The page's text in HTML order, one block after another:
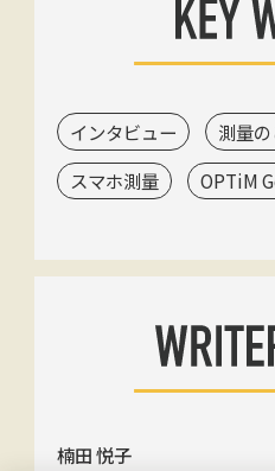
インタビュー
測量
スマホ測量
OPTiM
楠田 悦子